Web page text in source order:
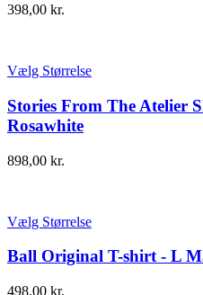
398,00 kr.
Vælg Størrelse
Stories From The Atelier
Rosawhite
898,00 kr.
Vælg Størrelse
Ball Original T-shirt - L
498,00 kr.